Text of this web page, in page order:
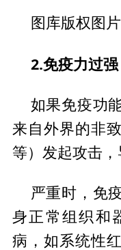
图库版权图
2.免疫力过强
如果免疫功
来自外界的非
等）发起攻击，
严重时，免
身正常组织和
病，如系统性